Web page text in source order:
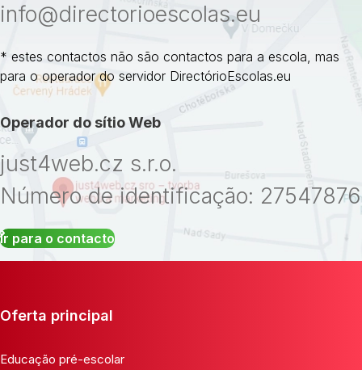
info@directorioescolas.eu
* estes contactos não são contactos para a escola, mas
para o operador do servidor DirectórioEscolas.eu
Operador do sítio Web
just4web.cz s.r.o.
Número de identificação: 27547876
Ir para o contacto
Oferta principal
Educação pré-escolar